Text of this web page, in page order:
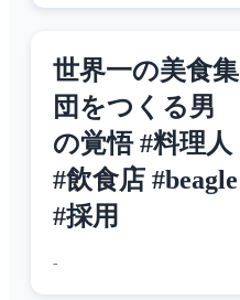
世界一の美食集
団をつくる男
の覚悟 #料理人
#飲食店 #beagle
#採用
-